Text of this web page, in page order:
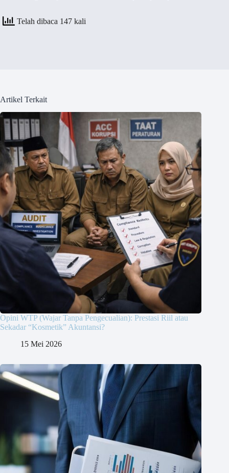
Telah dibaca 147 kali
Artikel Terkait
Opini WTP (Wajar Tanpa Pengecualian): Prestasi Riil atau
Sekadar “Kosmetik” Akuntansi?
15 Mei 2026